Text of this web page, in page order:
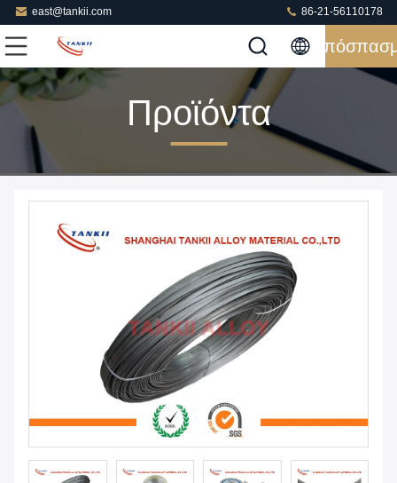
east@tankii.com 86-21-56110178
Προϊόντα